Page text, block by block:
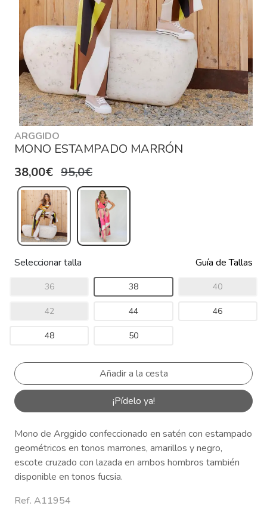
ARGGIDO
MONO ESTAMPADO MARRÓN
38,00€ 95,0€
Seleccionar talla Guía de Tallas
36 38 40
42 44 46
48 50
¡Pídelo ya!
Mono de Arggido confeccionado en satén con estampado
geométricos en tonos marrones, amarillos y negro,
escote cruzado con lazada en ambos hombros también
disponible en tonos fucsia.
Ref. A11954